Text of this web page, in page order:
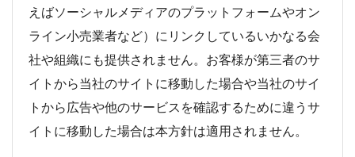
えばソーシャルメディアのプラットフォームやオン
ライン小売業者など）にリンクしているいかなる会
社や組織にも提供されません。お客様が第三者のサ
イトから当社のサイトに移動した場合や当社のサイ
トから広告や他のサービスを確認するために違うサ
イトに移動した場合は本方針は適用されません。